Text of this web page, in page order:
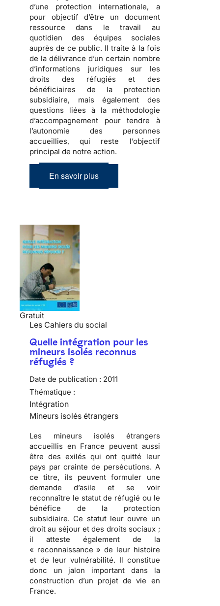
d’une protection internationale, a
pour objectif d’être un document
ressource dans le travail au
quotidien des équipes sociales
auprès de ce public. Il traite à la fois
de ladélivrance d’un certain nombre
d’informations juridiques sur les
droits des réfugiés et des
bénéficiaires de la protection
subsidiaire, mais également des
questions liées à la méthodologie
d’accompagnement pour tendre à
l’autonomie des personnes
accueillies, qui reste l’objectif
principal de notre action.
En savoir plus
Gratuit
Les Cahiers du social
Quelle intégration pour les
mineurs isolés reconnus
réfugiés ?
Date de publication : 2011
Thématique :
Intégration
Mineurs isolés étrangers
Les mineurs isolés étrangers
accueillis en France peuvent aussi
être des exilés qui ont quitté leur
pays par crainte de persécutions. A
ce titre, ils peuvent formuler une
demande d’asile et se voir
reconnaître le statut de réfugié ou le
bénéfice de la protection
subsidiaire. Ce statut leur ouvre un
droit au séjour et des droits sociaux ;
il atteste également de la
« reconnaissance » de leur histoire
et de leur vulnérabilité. Il constitue
donc un jalon important dans la
construction d’un projet de vie en
France.